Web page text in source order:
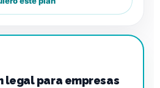
legal para empresas